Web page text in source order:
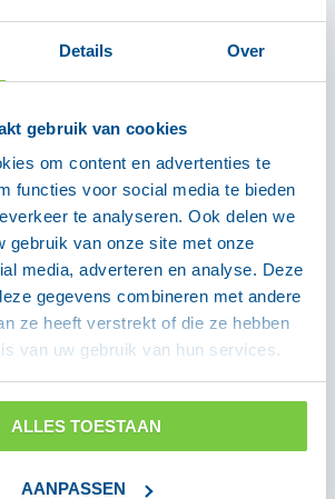
Details Over
gebruik van cookies
om content en advertenties te
functies voor social media te bieden
te analyseren. Ook delen we
gebruik van onze site met onze
media, adverteren en analyse. Deze
gegevens combineren met andere
ze heeft verstrekt of die ze hebben
van uw gebruik van hun services.
ALLES TOESTAAN
AANPASSEN
effectief tegengegaan
roze gezichtsmaskers zien er
als andere wegwerp maskers,
geen vocht door in tegenstelling
de medische
welbescherming tegen
voor de drager.
van deze medische
voldoet u bovendien aan
van de overheid om vanaf 1
en openbare ruimtes.
Omnitex medische